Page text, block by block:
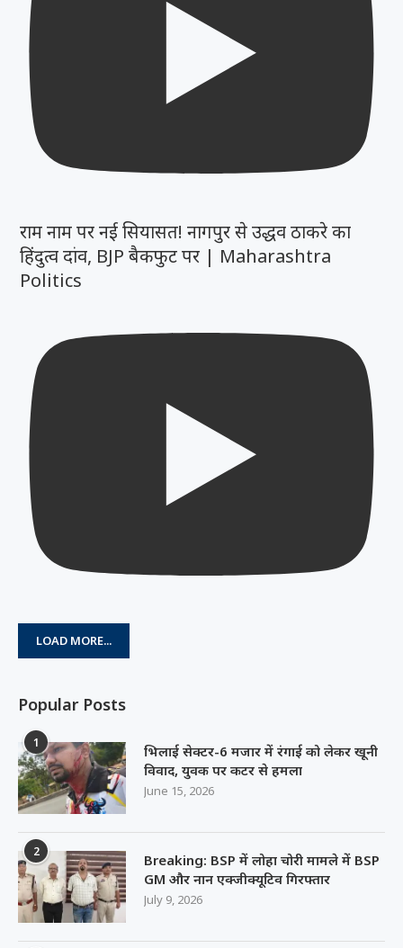
राम नाम पर नई सियासत! नागपुर से उद्धव ठाकरे का
हिंदुत्व दांव, BJP बैकफुट पर | Maharashtra
Politics
LOAD MORE...
Popular Posts
1
भिलाई सेक्टर-6 मजार में रंगाई को लेकर खूनी
विवाद, युवक पर कटर से हमला
June 15, 2026
2
Breaking: BSP में लोहा चोरी मामले में BSP
GM और नान एक्जीक्यूटिव गिरफ्तार
July 9, 2026